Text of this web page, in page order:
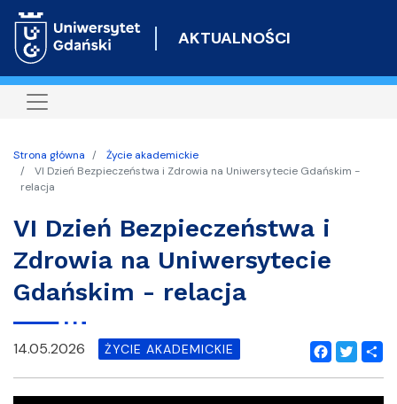
do
AKTUALNOŚCI
Strona główna
Życie akademickie
VI Dzień Bezpieczeństwa i Zdrowia na Uniwersytecie Gdańskim -
relacja
VI Dzień Bezpieczeństwa i
Zdrowia na Uniwersytecie
Gdańskim - relacja
Facebook
Twitter
14.05.2026 ŻYCIE AKADEMICKIE